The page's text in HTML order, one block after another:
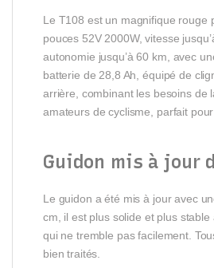
Le T108 est un magnifique rouge
pouces 52V 2000W, vitesse
autonomie jusqu’à 60 km, avec
batterie de 28,8 Ah, équipé de
arrière, combinant les besoins de
amateurs de cyclisme, parfait pour
Guidon mis à jour
Le guidon a été mis à jour avec
cm, il est plus solide et plus
qui ne tremble pas facilement.
bien traités.